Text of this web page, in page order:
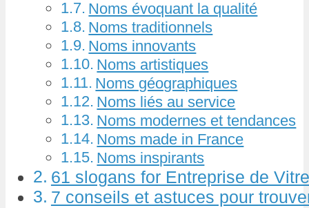
Noms évoquant la qualité
Noms traditionnels
Noms innovants
Noms artistiques
Noms géographiques
Noms liés au service
Noms modernes et tendances
Noms made in France
Noms inspirants
61 slogans for Entreprise de
7 conseils et astuces pour